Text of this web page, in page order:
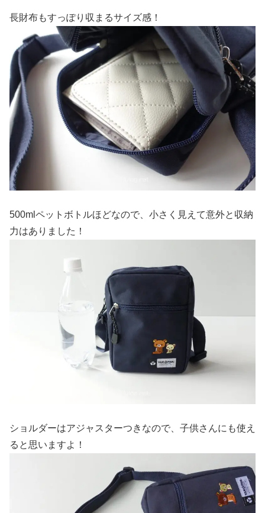
長財布もすっぽり収まるサイズ感！
500mlペットボトルほどなので、小さく見えて意外と収納
力はありました！
ショルダーはアジャスターつきなので、子供さんにも使え
ると思いますよ！